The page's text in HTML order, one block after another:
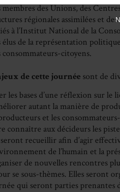
membres des Unions, des
régionales assimilées et
à l’Institut National de la
élus de la représentation
consommateurs-citoyens.
de cette journée sont de
les bases d’une réflexion sur
autant la manière de
et les
connaître aux décideurs les
recueillir afin d’agir
de l’humain et la
de nouvelles rencontres
se sous-thèmes. Elles seront
qui seront parties prenantes